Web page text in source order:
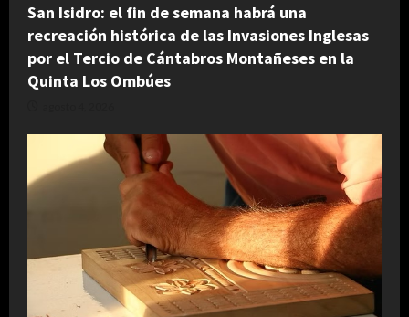
San Isidro: el fin de semana habrá una
recreación histórica de las Invasiones Inglesas
por el Tercio de Cántabros Montañeses en la
Quinta Los Ombúes